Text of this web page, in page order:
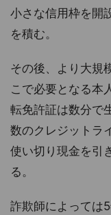
小さな信用枠を開
を積む。
その後、より大規
こで必要となる本
転免許証は数分で
数のクレジットラ
使い切り現金を引
る。
詐欺師によっては